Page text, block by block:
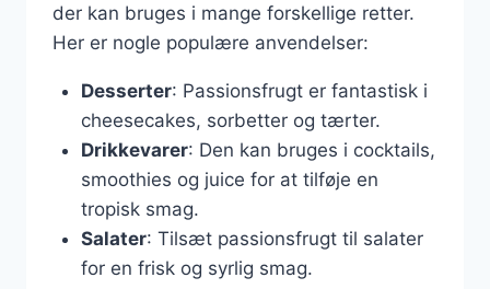
der kan bruges i mange forskellige retter.
Her er nogle populære anvendelser:
Desserter: Passionsfrugt er fantastisk i
cheesecakes, sorbetter og tærter.
Drikkevarer: Den kan bruges i cocktails,
smoothies og juice for at tilføje en
tropisk smag.
Salater: Tilsæt passionsfrugt til salater
for en frisk og syrlig smag.